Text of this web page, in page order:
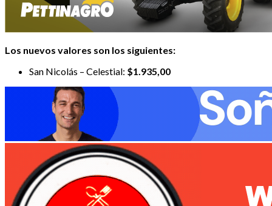
Los nuevos valores son los siguientes:
San Nicolás – Celestial: $1.935,00